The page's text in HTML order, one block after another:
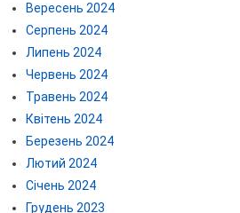
Вересень 2024
Серпень 2024
Липень 2024
Червень 2024
Травень 2024
Квітень 2024
Березень 2024
Лютий 2024
Січень 2024
Грудень 2023